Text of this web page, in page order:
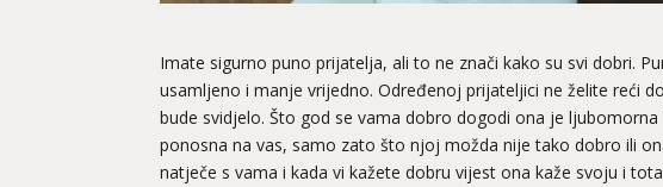
Imate sigurno puno prijatelja, ali to ne znači kako su svi dobri.
usamljeno i manje vrijedno. Određenoj prijateljici ne želite reći
bude svidjelo. Što god se vama dobro dogodi ona je
ponosna na vas, samo zato što njoj možda nije tako dobro ili
natječe s vama i kada vi kažete dobru vijest ona kaže svoju i